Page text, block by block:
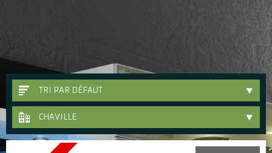
TRI PAR DÉFAUT
CHAVILLE